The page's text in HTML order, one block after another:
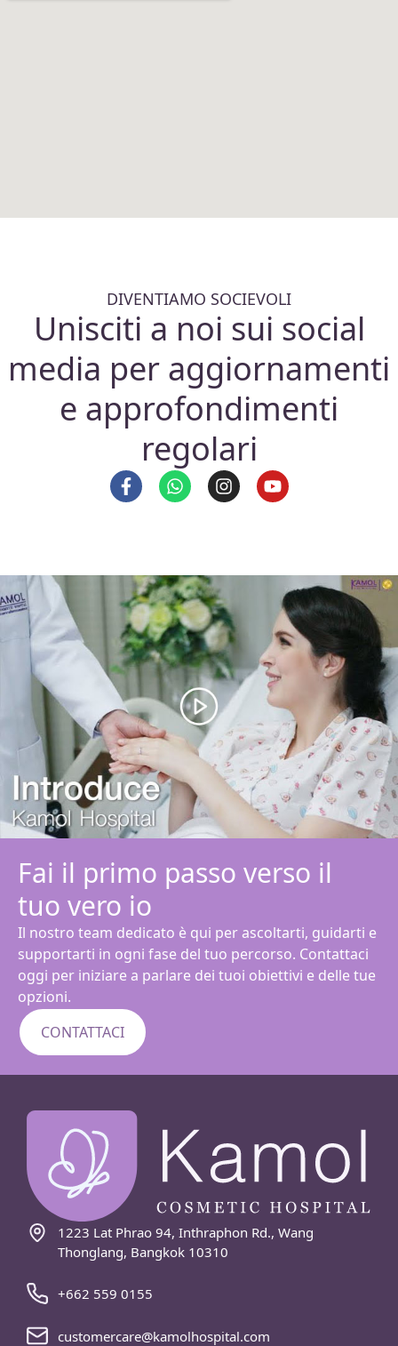
DIVENTIAMO SOCIEVOLI
Unisciti a noi sui social
media per aggiornamenti
e approfondimenti
regolari
Fai il primo passo verso il
tuo vero io
Il nostro team dedicato è qui per ascoltarti, guidarti e
supportarti in ogni fase del tuo percorso. Contattaci
oggi per iniziare a parlare dei tuoi obiettivi e delle tue
opzioni.
CONTATTACI
1223 Lat Phrao 94, Inthraphon Rd., Wang
Thonglang, Bangkok 10310
+662 559 0155
customercare@kamolhospital.com